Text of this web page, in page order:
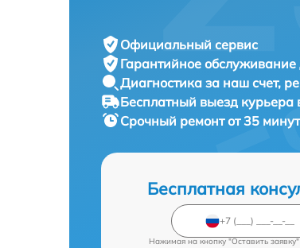
Официальный сервис
Гарантийное обслуживание
Диагностика за наш счет,
Бесплатный выезд курьера
Срочный ремонтот 35 минут
Бесплатная
Нажимая на кнопку "Оставить